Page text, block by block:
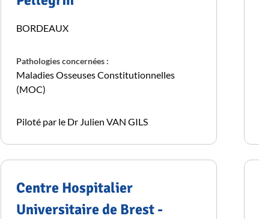
BORDEAUX
Pathologies concernées :
Maladies Osseuses Constitutionnelles
(MOC)
Piloté par le Dr Julien VAN GILS
Centre Hospitalier
Universitaire de Brest -